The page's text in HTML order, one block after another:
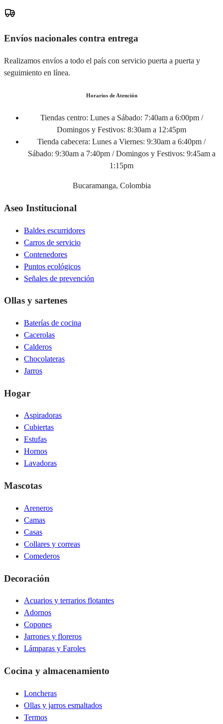
Envíos nacionales contra entrega
Realizamos envíos a todo el país con servicio puerta a puerta y
seguimiento en línea.
Horarios de Atención
Tiendas centro: Lunes a Sábado: 7:40am a 6:00pm /
Domingos y Festivos: 8:30am a 12:45pm
Tienda cabecera: Lunes a Viernes: 9:30am a 6:40pm /
Sábado: 9:30am a 7:40pm / Domingos y Festivos: 9:45am a
1:15pm
Bucaramanga, Colombia
Aseo Institucional
Baldes escurridores
Carros de servicio
Contenedores
Puntos ecológicos
Señales de prevención
Ollas y sartenes
Baterías de cocina
Cacerolas
Calderos
Chocolateras
Jarros
Hogar
Aspiradoras
Cubiertas
Estufas
Hornos
Lavadoras
Mascotas
Areneros
Camas
Casas
Collares y correas
Comederos
Decoración
Acuarios y terrarios flotantes
Adornos
Copones
Jarrones y floreros
Lámparas y Faroles
Cocina y almacenamiento
Loncheras
Ollas y jarros esmaltados
Termos